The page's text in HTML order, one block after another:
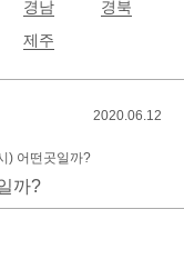
경남
경북
제주
2020.06.12
) 어떤곳일까?
까?